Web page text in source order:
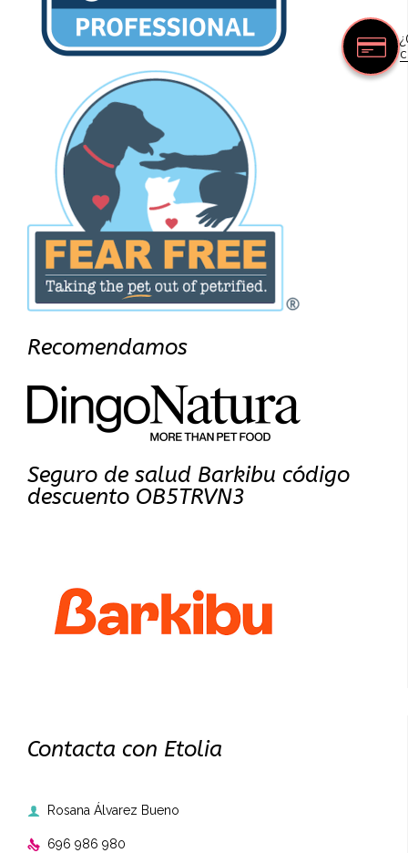
Recomendamos
Seguro de salud Barkibu código
descuento OB5TRVN3
Contacta con Etolia
 Rosana Álvarez Bueno
 696 986 980